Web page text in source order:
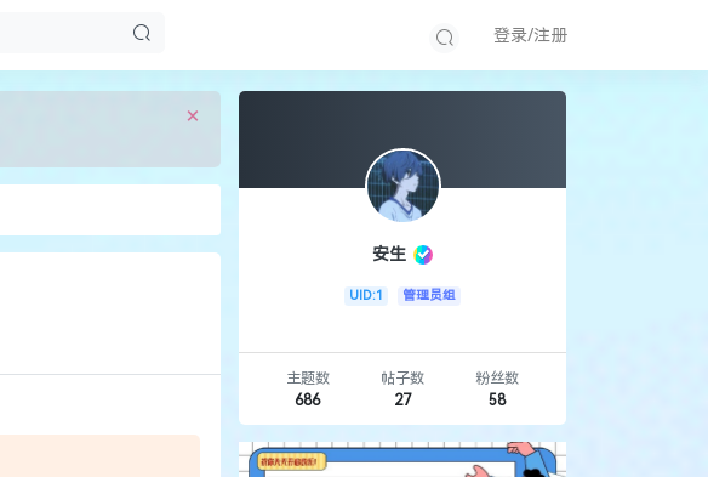
登录/注册
×
安生
UID:1 管理员组
主题数
686
帖子数
27
粉丝数
58